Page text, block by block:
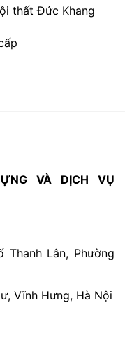
thất Đức Khang
VÀ DỊCH VỤ
Lân, Phường
Vĩnh Hưng, Hà Nội